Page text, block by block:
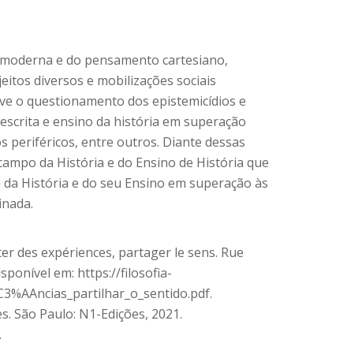
e do pensamento cartesiano,
diversos e mobilizações sociais
o questionamento dos epistemicídios e
e ensino da história em superação
periféricos, entre outros. Diante dessas
da História e do Ensino de História que
História e do seu Ensino em superação às
des expériences, partager le sens. Rue
em: https://filosofia-
São Paulo: N1-Edições, 2021.